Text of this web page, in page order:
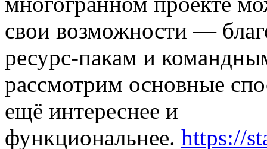
свои возможности —
ресурс-пакам и
рассмотрим основные
ещё интереснее и
функциональнее. https://